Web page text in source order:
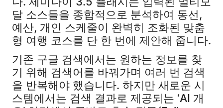
달 소스들을 종합적으로 분석하여 동선,
예산, 개인 스케줄이 완벽히 조화된 맞춤
형 여행 코스를 단 한 번에 제안해 줍니다.
기존 구글 검색에서는 원하는 정보를 찾
기 위해 검색어를 바꿔가며 여러 번 검색
을 반복해야 했습니다. 하지만 새로운 시
스템에서는 검색 결과로 제공되는 ‘AI 개